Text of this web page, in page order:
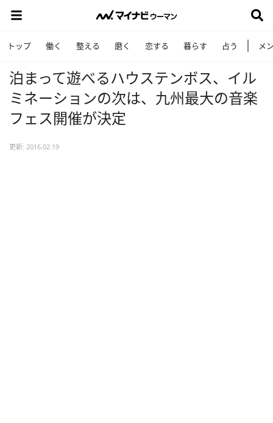
トップ 働く 整える 磨く 恋する 暮らす 占う メ
泊まって遊べるハウステンボス、イル
ミネーションの次は、九州最大の音楽
フェス開催が決定
更新: 2016.02.19